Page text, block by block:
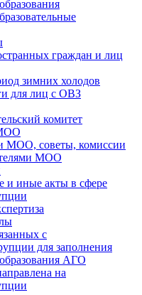
граждан и лиц
зимних холодов
для лиц с ОВЗ
комитет
МОО, советы, комиссии
МОО
и иные акты в сфере
с
для заполнения
АГО
на